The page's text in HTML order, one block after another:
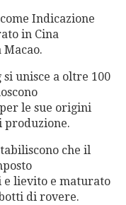
Indicazione
in Cina
si unisce a oltre 100
le sue origini
produzione.
che il
e lievito e maturato
di rovere.